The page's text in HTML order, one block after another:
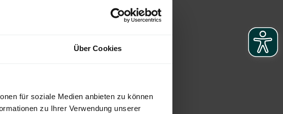
Über Cookies
für soziale Medien anbieten zu können
zu Ihrer Verwendung unserer